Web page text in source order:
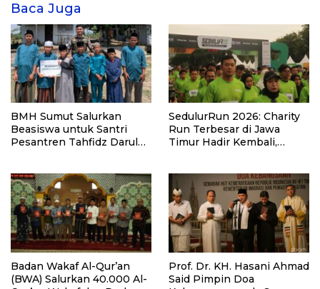
Baca Juga
BMH Sumut Salurkan
Beasiswa untuk Santri
Pesantren Tahfidz Darul
SedulurRun 2026: Charity
Run Terbesar di Jawa
Timur Hadir Kembali,
Santri dan Guru Honorer
Badan Wakaf Al-Qur’an
(BWA) Salurkan 40.000 Al-
Prof. Dr. KH. Hasani Ahmad
Said Pimpin Doa